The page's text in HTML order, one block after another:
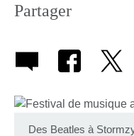
Partager
Des Beatles à